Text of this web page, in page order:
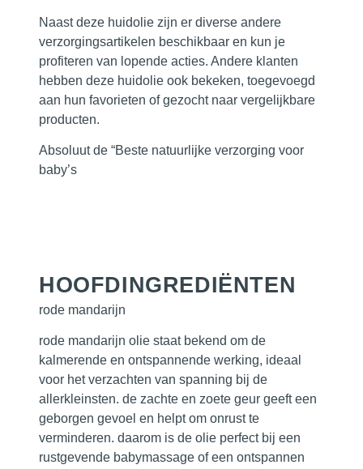
Naast deze huidolie zijn er diverse andere
verzorgingsartikelen beschikbaar en kun je
profiteren van lopende acties. Andere klanten
hebben deze huidolie ook bekeken, toegevoegd
aan hun favorieten of gezocht naar vergelijkbare
producten.
Absoluut de “Beste natuurlijke verzorging voor
baby’s
HOOFD­INGREDIËNTEN
rode mandarijn
rode mandarijn olie staat bekend om de
kalmerende en ontspannende werking, ideaal
voor het verzachten van spanning bij de
allerkleinsten. de zachte en zoete geur geeft een
geborgen gevoel en helpt om onrust te
verminderen. daarom is de olie perfect bij een
rustgevende babymassage of een ontspannen